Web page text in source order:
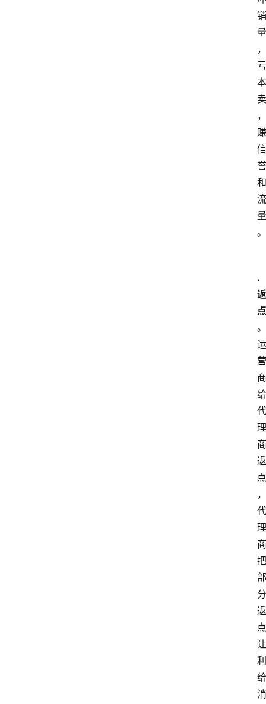
销
量
，
亏
本
卖
，
赚
信
誉
和
流
量
。
.
返
点
。
运
营
商
给
代
理
商
返
点
，
代
理
商
把
部
分
返
点
让
利
给
消